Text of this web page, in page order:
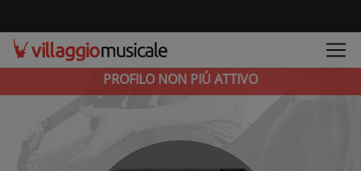
PROFILO NON PIÚ ATTIVO